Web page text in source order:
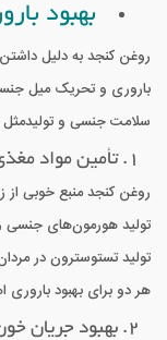
بهبود
روغن کنجد به دلیل
باروری و تحریک میل
سلامت جنسی و تولیدمثل
1. تأمین مواد مغذی ضروری
روغن کنجد منبع خوبی از
تولید هورمون‌های جنسی
تولید تستوسترون در
هر دو برای بهبود باروری
2. بهبود جریان خون